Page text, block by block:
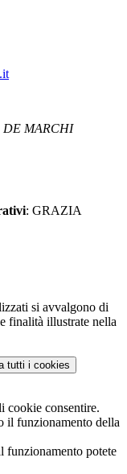
DE MARCHI
: GRAZIA
si avvalgono di
finalità illustrate nella
tutti i cookies
cookie consentire.
il funzionamento della
funzionamento potete